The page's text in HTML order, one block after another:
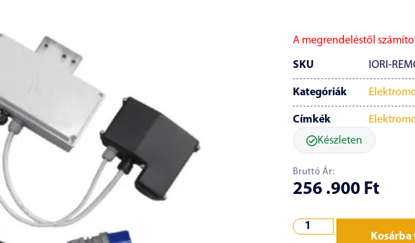
A megrendeléstől
SKU IORI-
Kategóriák
Címkék
Készleten
Bruttó Ár:
256 .900 Ft
Kosárba